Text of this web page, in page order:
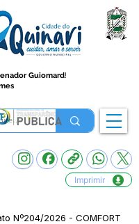
Guiomard!
Imprimir
Nº204/2026 - COMFORT